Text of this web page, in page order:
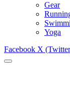
Gear
Yoga
Facebook X